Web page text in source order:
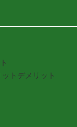
トデメリット